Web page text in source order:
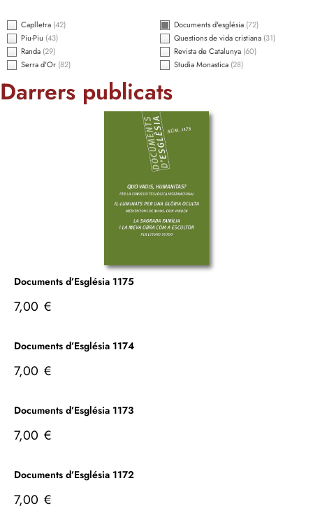
Caplletra (42) Documents d'església (72)
Piu-Piu (43) Questions de vida cristiana (31)
Randa (29) Revista de Catalunya (60)
Serra d'Or (82) Studia Monastica (28)
Darrers publicats
Documents d’Església 1175
7,00 €
Documents d’Església 1174
7,00 €
Documents d’Església 1173
7,00 €
Documents d’Església 1172
7,00 €